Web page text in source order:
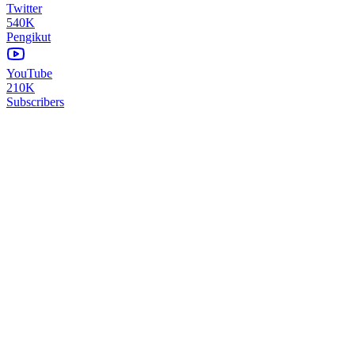
Twitter
540K
Pengikut
YouTube
210K
Subscribers